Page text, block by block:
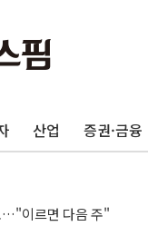
산업 증권·금융
후퇴…S&P500 최고치
일까지 의혹 소명" 요구
에 9월 동결 전망 우세
협정' 체결… 이스라엘·
단 명령…트럼프 제동